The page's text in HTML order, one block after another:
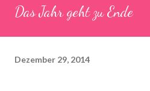
Das Jahr geht zu Ende
Dezember 29, 2014